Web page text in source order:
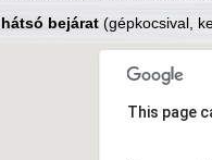
hátsó bejárat(gépkocsival,
This page